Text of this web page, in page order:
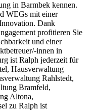
in Barmbek kennen.
WEGs mit einer
Dank
profitieren Sie
und einer
innen in
ist Ralph jederzeit für
Hausverwaltung
Rahlstedt,
Bramfeld,
Altona,
zu Ralph ist